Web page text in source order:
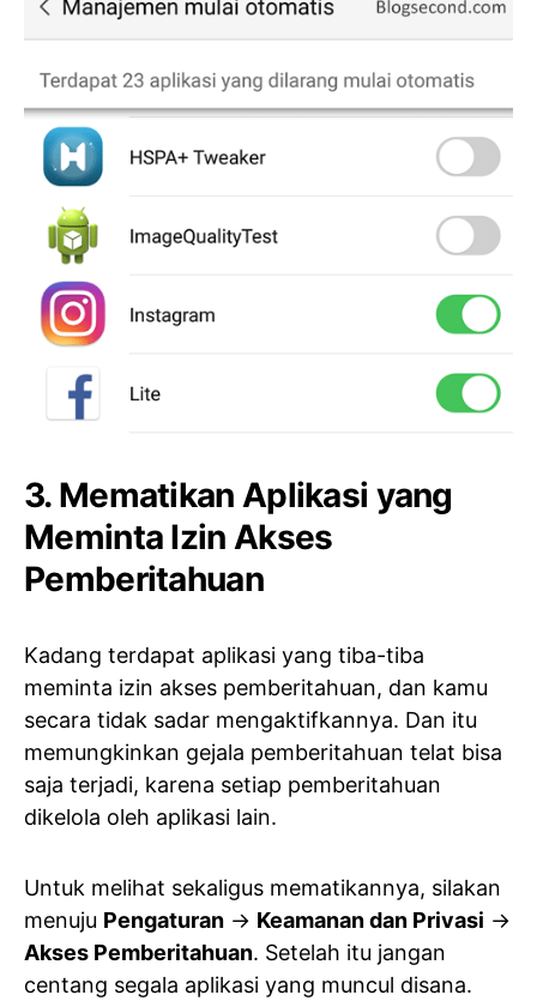
3. Mematikan Aplikasi yang
Meminta Izin Akses
Pemberitahuan
Kadang terdapat aplikasi yang tiba-tiba
meminta izin akses pemberitahuan, dan kamu
secara tidak sadar mengaktifkannya. Dan itu
memungkinkan gejala pemberitahuan telat bisa
saja terjadi, karena setiap pemberitahuan
dikelola oleh aplikasi lain.
Untuk melihat sekaligus mematikannya, silakan
menuju Pengaturan -> Keamanan dan Privasi ->
Akses Pemberitahuan. Setelah itu jangan
centang segala aplikasi yang muncul disana.